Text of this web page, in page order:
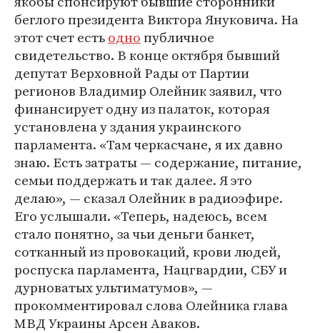
беглого президента Виктора Януковича. На
этот счет естьоднопубличное
свидетельство. В конце октября бывший
депутат Верховной Рады от Партии
регионов Владимир Олейник заявил, что
финансирует одну из палаток, которая
установлена у здания украинского
парламента. «Там черкасчане, я их давно
знаю. Есть затраты — содержание, питание,
семьи поддержать и так далее. Я это
делаю», — сказал Олейник в радиоэфире.
Его услышали. «Теперь, надеюсь, всем
стало понятно, за чьи деньги банкет,
сотканный из провокаций, крови людей,
роспуска парламента, Нацгвардии, СБУ и
дурноватых ультиматумов», —
прокомментировал слова Олейника глава
МВД Украины Арсен Аваков.